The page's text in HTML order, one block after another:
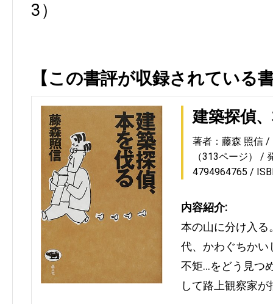
3）
【この書評が収録されている
建築探偵
著者：藤森 照信
（313ページ）
4794964765
内容紹介:
本の山に分け入る
代、かわぐちかい
不矩…をどう見つ
して路上観察家